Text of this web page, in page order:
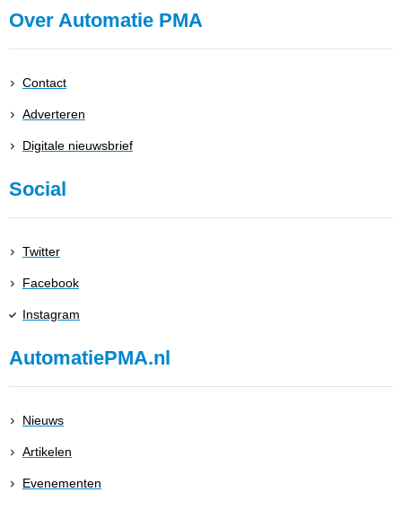
Over Automatie PMA
Contact
Adverteren
Digitale nieuwsbrief
Social
Twitter
Facebook
Instagram
AutomatiePMA.nl
Nieuws
Artikelen
Evenementen